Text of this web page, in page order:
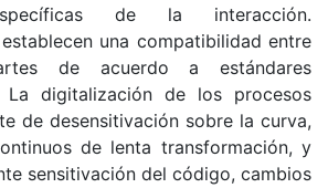
de la interacción.
una compatibilidad entre
de acuerdo a estándares
La digitalización de los procesos
de desensitivación sobre la curva,
de lenta transformación, y
sensitivación del código, cambios